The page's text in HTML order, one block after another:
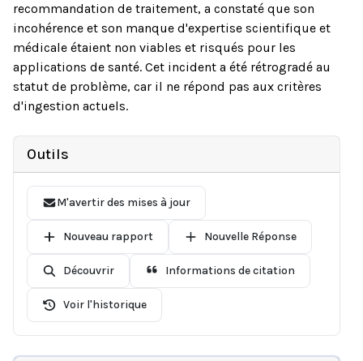
recommandation de traitement, a constaté que son
incohérence et son manque d'expertise scientifique et
médicale étaient non viables et risqués pour les
applications de santé. Cet incident a été rétrogradé au
statut de problème, car il ne répond pas aux critères
d'ingestion actuels.
Outils
M'avertir des mises à jour
Nouveau rapport Nouvelle Réponse
Découvrir Informations de citation
Voir l'historique